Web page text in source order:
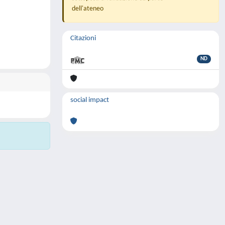
dell'ateneo
Citazioni
ND
social impact